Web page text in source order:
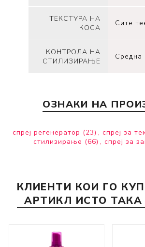
ТЕКСТУРА НА
КОСА
Сите
КОНТРОЛА НА
СТИЛИЗИРАЊЕ
Средна
ОЗНАКИ НА
спреј регенератор (23) , спреј за
стилизирање (66) , спреј за
КЛИЕНТИ КОИ ГО
АРТИКЛ ИСТО ТАКА